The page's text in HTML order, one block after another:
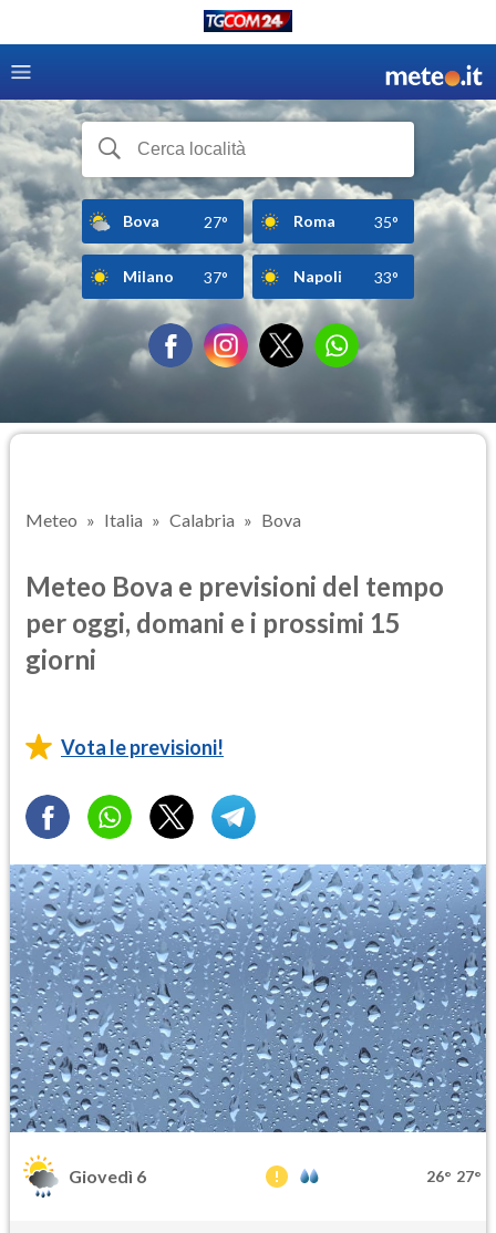
Bova 27° Roma 35°
Milano 37° Napoli 33°
Meteo Italia Calabria Bova
Meteo Bova e previsioni del tempo
per oggi, domani e i prossimi 15
giorni
Vota le previsioni!
Giovedì 6 26° 27°